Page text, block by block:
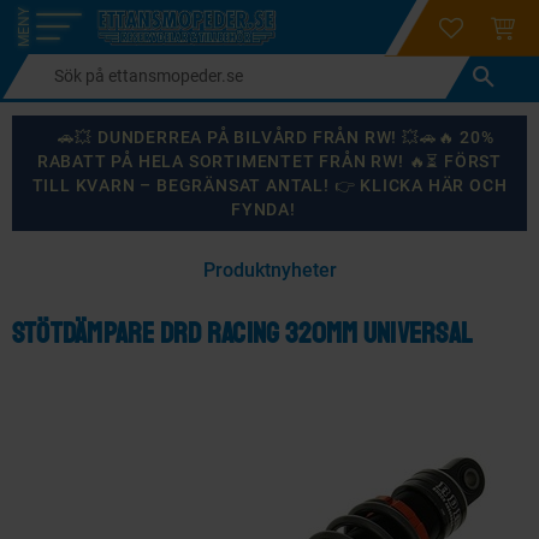
Meny
login
🚗💥 DUNDERREA PÅ BILVÅRD FRÅN RW! 💥🚗🔥 20%
RABATT PÅ HELA SORTIMENTET FRÅN RW! 🔥⏳ FÖRST
TILL KVARN – BEGRÄNSAT ANTAL! 👉 KLICKA HÄR OCH
FYNDA!
KANSKE NÅGON AV DESSA PRODUKTER KAN INTRESSERA
DIG?
Produktnyheter
Stötdämpare DRD Racing 320mm Universal